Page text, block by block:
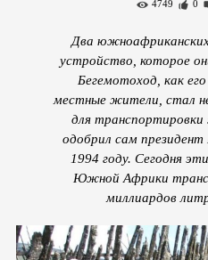
4749 0
Два
устройство, которое
Бегемотоход, как
местные жители, стал
для
одобрил сам
1994 году. Сегодня
Южной Африки
миллиардов